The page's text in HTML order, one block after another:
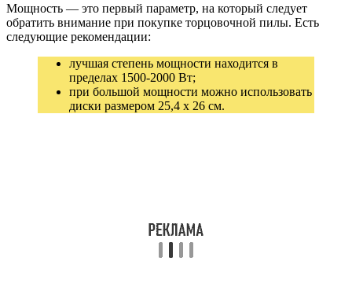
Мощность — это первый параметр, на который следует
обратить внимание при покупке торцовочной пилы. Есть
следующие рекомендации:
лучшая степень мощности находится в
пределах 1500-2000 Вт;
при большой мощности можно использовать
диски размером 25,4 x 26 см.